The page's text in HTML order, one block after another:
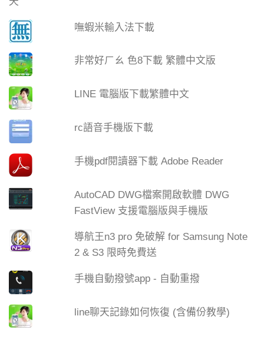
嘸蝦米輸入法下載
非常好ㄏㄠ 色8下載 繁體中文版
LINE 電腦版下載繁體中文
rc語音手機版下載
手機pdf閱讀器下載 Adobe Reader
AutoCAD DWG檔案開啟軟體 DWG
FastView 支援電腦版與手機版
導航王n3 pro 免破解 for Samsung Note
2 & S3 限時免費送
手機自動撥號app - 自動重撥
line聊天記錄如何恢復 (含備份教學)